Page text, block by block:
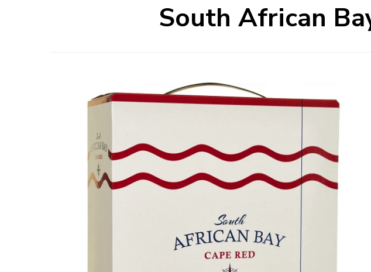
South African